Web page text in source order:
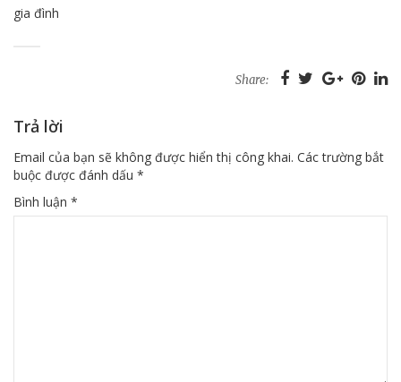
gia đình
Share:
Trả lời
Email của bạn sẽ không được hiển thị công khai. Các trường bắt
buộc được đánh dấu *
Bình luận *